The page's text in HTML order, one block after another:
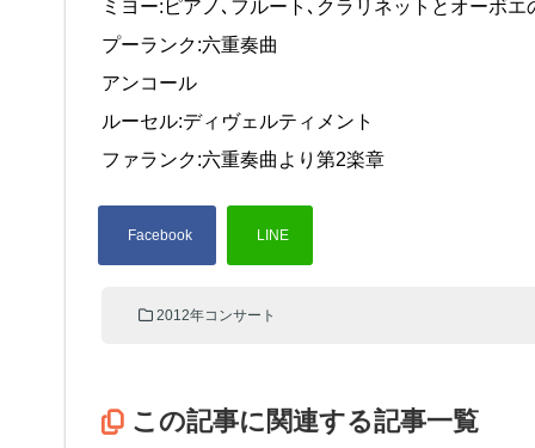
ミヨー:ピアノ､フルート､クラリネットとオーボ
プーランク:六重奏曲
アンコール
ルーセル:ディヴェルティメント
ファランク:六重奏曲より第2楽章
2012年コンサート
この記事に関連する記事一覧